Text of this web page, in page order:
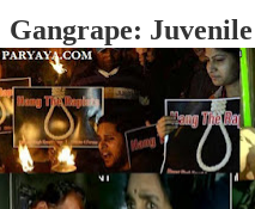
Gangrape: